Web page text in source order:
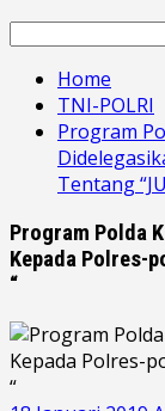
Search
Home
TNI-POLRI
Program
Tentang
Program Polda
Kepada Polres-
“